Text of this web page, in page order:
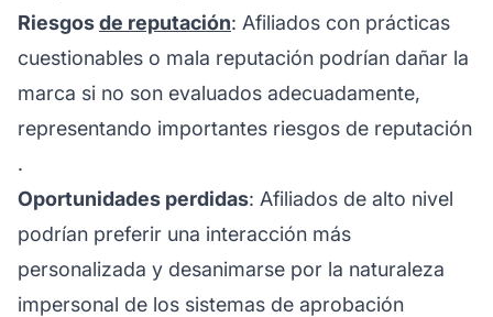
Riesgosde reputación: Afiliados con prácticas
cuestionables o mala reputación podrían dañar la
marca si no son evaluados adecuadamente,
representando importantes riesgos de reputación
.
Oportunidades perdidas: Afiliados de alto nivel
podrían preferir una interacción más
personalizada y desanimarse por la naturaleza
impersonal de los sistemas de aprobación